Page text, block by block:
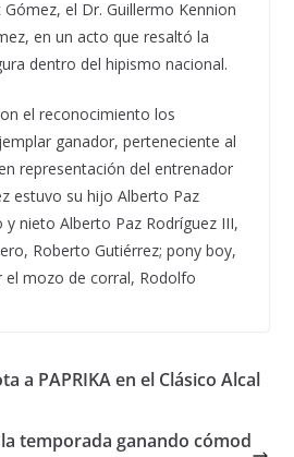
Gómez, el Dr. Guillermo Kennion
en un acto que resaltó la
dentro del hipismo nacional.
el reconocimiento los
ganador, perteneciente al
representación del entrenador
estuvo su hijo Alberto Paz
y nieto Alberto Paz Rodríguez III,
Roberto Gutiérrez; pony boy,
el mozo de corral, Rodolfo
a PAPRIKA en el Clásico Alcal
temporada ganando cómod